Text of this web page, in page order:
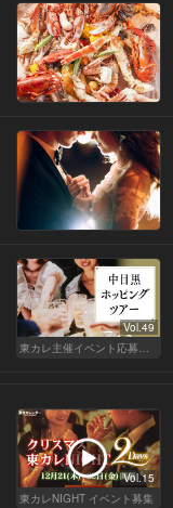
Vol.49
東カレ主催イベント応募詳細記事一覧
Vol.15
東カレNIGHT イベント募集